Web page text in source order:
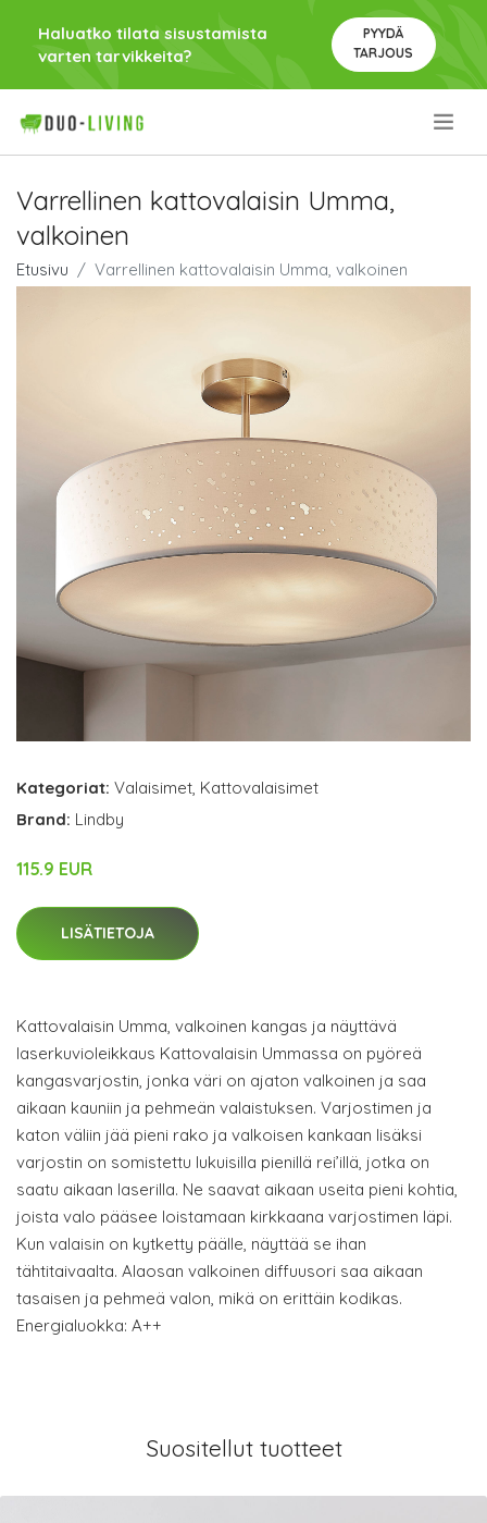
Haluatko tilata sisustamista
varten tarvikkeita?
PYYDÄ
TARJOUS
Varrellinen kattovalaisin Umma,
valkoinen
Etusivu Varrellinen kattovalaisin Umma, valkoinen
Kategoriat: Valaisimet, Kattovalaisimet
Brand: Lindby
115.9 EUR
LISÄTIETOJA
Kattovalaisin Umma, valkoinen kangas ja näyttävä
laserkuvioleikkaus Kattovalaisin Ummassa on pyöreä
kangasvarjostin, jonka väri on ajaton valkoinen ja saa
aikaan kauniin ja pehmeän valaistuksen. Varjostimen ja
katon väliin jää pieni rako ja valkoisen kankaan lisäksi
varjostin on somistettu lukuisilla pienillä rei’illä, jotka on
saatu aikaan laserilla. Ne saavat aikaan useita pieni kohtia,
joista valo pääsee loistamaan kirkkaana varjostimen läpi.
Kun valaisin on kytketty päälle, näyttää se ihan
tähtitaivaalta. Alaosan valkoinen diffuusori saa aikaan
tasaisen ja pehmeä valon, mikä on erittäin kodikas.
Energialuokka: A++
Suositellut tuotteet